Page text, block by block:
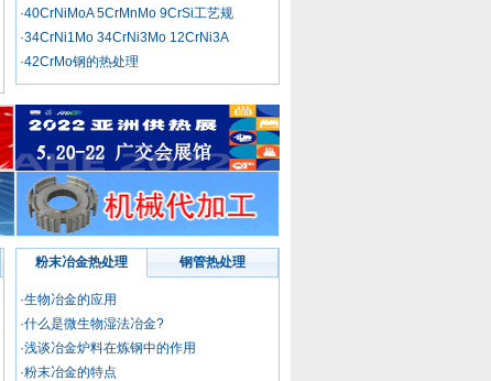
协会专家工作委
员会委员 宋
协会专家工作委
员会委员 盛
委员
中国热处理行业
协会专家工作委
员会委员 任
委员
协会专家工作委
员会委员 丘
委员
·40CrNiMoA 5CrMnMo 9CrSi工艺规
·34CrNi1Mo 34CrNi3Mo 12CrNi3A
·42CrMo钢的热处理
粉末冶金热处理 钢管热处理
·生物冶金的应用
·什么是微生物湿法冶金?
·浅谈冶金炉料在炼钢中的作用
·粉末冶金的特点